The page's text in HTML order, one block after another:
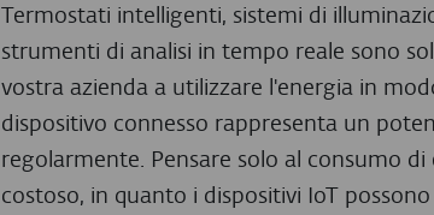
Termostati intelligenti, sistemi di
strumenti di analisi in tempo reale sono
vostra azienda a utilizzare l'energia in
dispositivo connesso rappresenta un
regolarmente. Pensare solo al consumo
costoso, in quanto i dispositivi IoT